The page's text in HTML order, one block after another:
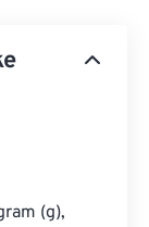
(g),